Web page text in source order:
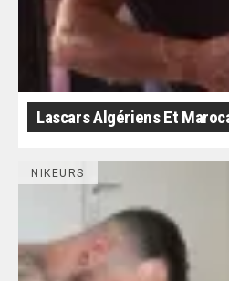
Lascars Algériens Et
NIKEURS